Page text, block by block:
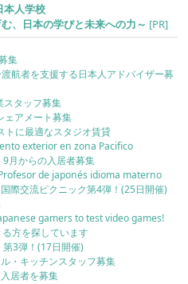
人学校
、日本の学びと未来への力～ [PR]
集
航者を支援する日本人アドバイザー募
スタッフ募集
ェアメート募集
トに最適なスタジオ賃貸
exterior en zona Pacifico
月からの入居者募集
de japonés idioma materno
際交流ピクニック第4弾！(25日開催)
gamers to test video games!
方を探しています
第3弾！(17日開催)
・キッチンスタッフ募集
居者を募集